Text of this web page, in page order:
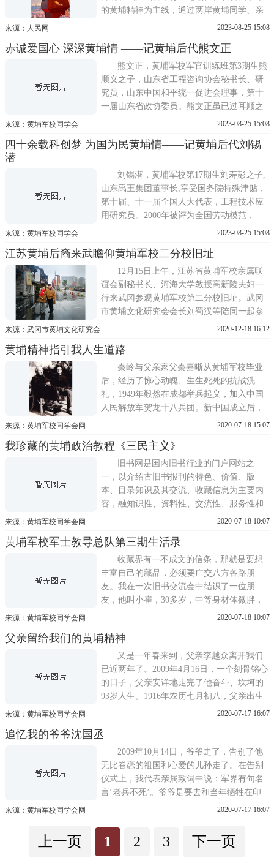
的黄埔精神为主线，通过两岸黄埔同学、亲
属的共同探讨和交流互动，促进两岸交流合
却异常忙碌的推动者、参与者。她就是胡葆
琳，这位优秀的黄埔后代，热情参与论坛筹
备，多方联系邀请了近50位台
来源：人民网 2023-08-25 15:08
赤诚爱国心 深深黄埔情 ——记黄埔后代熊文正
熊文正，黄埔军校军官训练班第3期生熊
顺义之子，山东省工程咨询协会秘书长、研
究员，山东中国和平统一促进会理事，第十
一届山东省政协委员。熊文正虽已过耳顺之
年，但始终怀着对党、对祖国和人民的赤诚
中。牢记父亲教诲，走好人生道路熊文正的
任国民革命军1
来源：黄埔军校同学会 2023-08-25 15:08
四十余载科创梦 为国为民黄埔情——记黄埔后代刘锡
潜
刘锡潜，黄埔军校第17期生刘寿彭之子,
山东禹王集团董事长,享受国务院特殊津贴，
第十届、十一届全国人大代表，工程技术应
用研究员。2000年被评为全国劳动模范，
2018年当选山东省十大财经风云人物，被业
年，改革开放的春风开始吹遍中华大地，不
可阻挡的时代洪流召唤着勇敢无畏的弄潮
儿。刘锡潜秉承爱国、革命的
来源：黄埔军校同学会 2023-08-25 15:08
江苏黄埔后裔来武瞻仰黄埔军校二分校旧址
12月15日上午，江苏省黄埔军校亲属联
谊会副秘书长、河海大学教授高新陵夫妇一
行来武冈参观黄埔军校第二分校旧址。武冈
市黄埔文化研究会会长刘蜀汉等陪同一起参
观。高新陵教授父亲高深是黄埔军校第二分
员。由于表现突出在武冈学习两年之久，解
放后在南京信息工程大学工作。高新陵夫妇
先来到中山堂，看到
来源：武冈市黄埔文化研究会 2020-12-18 16:12
黄埔精神指引我人生道路
秦岭与父亲家父秦嘉晰从黄埔军校毕业
后，经历了惊心动魄、生生死死的抗战洗
礼，1949年毅然在成都举兵起义，加入中国
人民解放军贺龙十八兵团。新中国成立后，
家父潜心医学成为无锡一位名医，他始终保
心，默默无闻地为祖国建设散发着余热。父
亲时常教导我要以黄埔精神严律自己，洁身
自爱，珍重信誉，遵循礼义廉
来源：黄埔军校同学会网 2020-07-18 15:07
我珍藏的黄埔政治教程《三民主义》
旧书网是国内旧书行业的门户网站之
一，以介绍古旧书报刊的特色、价值、版
本、目录知识及其交流、收藏信息为主要内
容，融知识性、资料性、交流性、服务性和
指导性于一体，是读书人、藏书人、买书人
平台上开一个网店，用成语两脚书橱作为店
号，成语出处于《南史·陆澄传》：澄当世称
为硕学，读《易》三年不解文义
来源：黄埔军校同学会网 2020-07-18 10:07
黄埔军校军士教导总队第三期生活录
收藏界有一不成文的信条，那就是要想
丰富自己的藏品，必须要广交八方各路朋
友。我在一次旧书交流会中结识了一位朋
友，他叫小崔，30多岁，中等身材体微胖，
洛阳人，当过两年兵，复员后分配到工厂，
国各地古玩市场，探听行情，寻找货源，东
买西卖，北货南售，利用地区差价从中获利
为生计。小崔得知我收集黄埔
来源：黄埔军校同学会网 2020-07-18 10:07
父亲留给我们的黄埔精神
又是一年春来到，父亲李越众离开我们
已近两年了。2009年4月16日，一个刻骨铭心
的日子，父亲安详地走完了他奋斗、坎坷的
93岁人生。1916年农历七月初八，父亲出生
在冀中平原的一个农民家庭，八岁进入本村
定第七中学，因为一年要交一百块银元的学
费，父亲体谅到家里的难处，忍痛放弃了。
当时九一八事变刚过，
来源：黄埔军校同学会网 2020-07-17 16:07
追忆我的爷爷沈国丞
2009年10月14日，爷爷走了，告别了他
无比眷恋的祖国和心爱的儿孙走了。在告别
仪式上，我代表亲属致词中说：军界有句名
言‘老兵不死’。爷爷是要去和当年牺牲在印
缅战场上的远征军战友和黄埔同学团聚了，
一段时间，我们一家人相视无语，食眠不
安。爷爷的音容笑貌时常萦绕在我眼前。爷
来源：黄埔军校同学会网 2020-07-17 16:07
上一页 1 2 3 下一页